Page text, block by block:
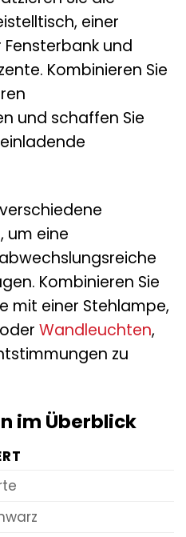
einer
und
Kombinieren Sie
und schaffen Sie
um eine
Kombinieren Sie
mit einer Stehlampe,
oder Wandleuchten,
zu
im Überblick